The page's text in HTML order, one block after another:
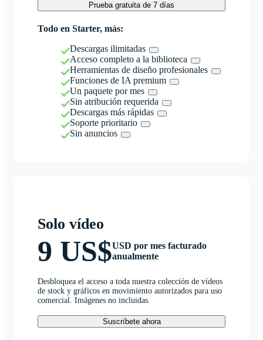
Prueba gratuita de 7 días
Todo en Starter, más:
Descargas ilimitadas
Acceso completo a la biblioteca
Herramientas de diseño profesionales
Funciones de IA premium
Un paquete por mes
Sin atribución requerida
Descargas más rápidas
Soporte prioritario
Sin anuncios
Solo vídeo
9 US$USD por mes facturado
anualmente
Desbloquea el acceso a toda nuestra colección de vídeos
de stock y gráficos en movimiento autorizados para uso
comercial. Imágenes no incluidas.
Suscríbete ahora